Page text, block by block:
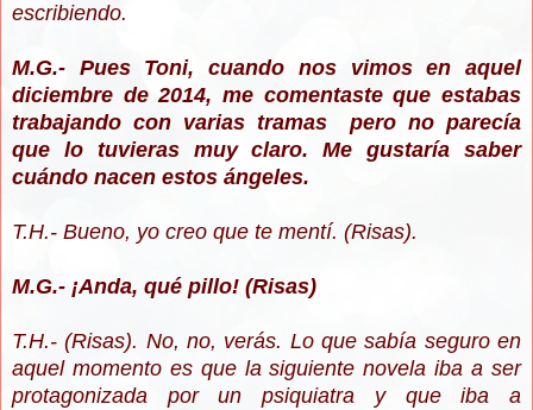
escribiendo.
M.G.- Pues Toni, cuando nos vimos en aquel
diciembre de 2014, me comentaste que estabas
trabajando con varias tramas pero no parecía
que lo tuvieras muy claro. Me gustaría saber
cuándo nacen estos ángeles.
T.H.- Bueno, yo creo que te mentí. (Risas).
M.G.- ¡Anda, qué pillo! (Risas)
T.H.- (Risas). No, no, verás. Lo que sabía seguro en
aquel momento es que la siguiente novela iba a ser
protagonizada por un psiquiatra y que iba a